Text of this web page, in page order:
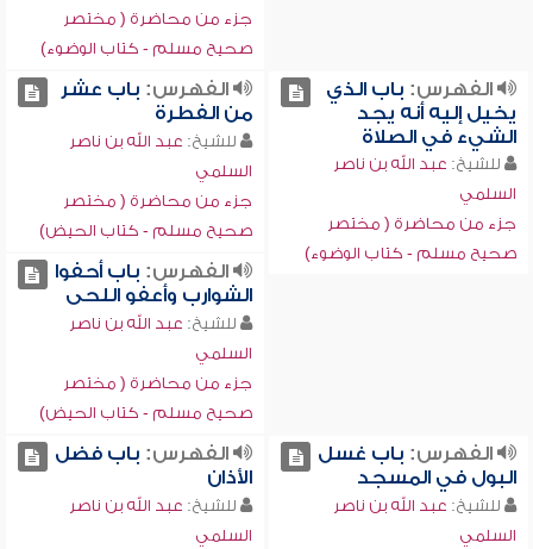
جزء من محاضرة ( مختصر
صحيح مسلم - كتاب الوضوء)
الفهرس: باب الذي
يخيل إليه أنه يجد
الشيء في الصلاة
للشيخ: عبد الله بن ناصر
السلمي
جزء من محاضرة ( مختصر
صحيح مسلم - كتاب الوضوء)
الفهرس: باب عشر
من الفطرة
للشيخ: عبد الله بن ناصر
السلمي
جزء من محاضرة ( مختصر
صحيح مسلم - كتاب الحيض)
الفهرس: باب أحفوا
الشوارب وأعفو اللحى
للشيخ: عبد الله بن ناصر
السلمي
جزء من محاضرة ( مختصر
صحيح مسلم - كتاب الحيض)
الفهرس: باب غسل
البول في المسجد
للشيخ: عبد الله بن ناصر
السلمي
الفهرس: باب فضل
الأذان
للشيخ: عبد الله بن ناصر
السلمي